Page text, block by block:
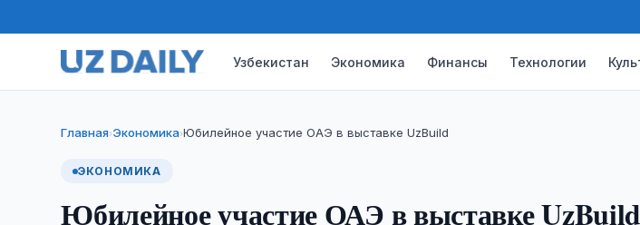
Узбекистан Экономика Финансы Технологии
Главная›Экономика›Юбилейное участие ОАЭ в выставке UzBuild
ЭКОНОМИКА
Юбилейное участие ОАЭ в выставке UzBuild